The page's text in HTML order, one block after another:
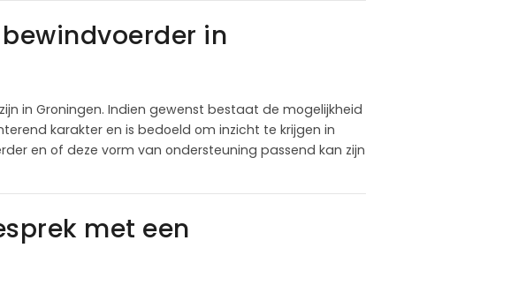
in
in Groningen. Indien gewenst bestaat de mogelijkheid
karakter en is bedoeld om inzicht te krijgen in
en of deze vorm van ondersteuning passend kan zijn
met een